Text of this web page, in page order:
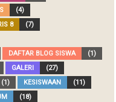
(4)
8
(7)
DAFTAR BLOG SISWA
(1)
GALERI
(27)
(1) KESISWAAN
(11)
(18)